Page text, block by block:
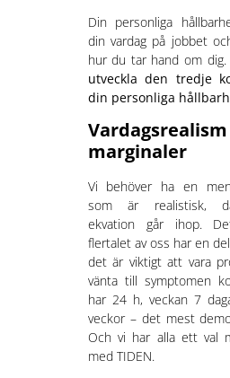
Din personliga
din vardag på jobbet
hur du tar hand om dig.
utveckla den tredje
din personliga
marginaler
Vi behöver ha en
som är realistisk,
ekvation går ihop.
flertalet av oss har en
det är viktigt att vara
vänta till symptomen
har 24 h, veckan 7
veckor – det mest
Och vi har alla ett val
med TIDEN.